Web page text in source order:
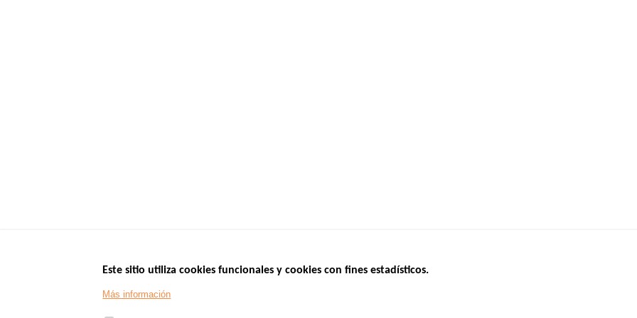
Este sitio utiliza cookies funcionales y cookies con fines estadísticos.
Más información